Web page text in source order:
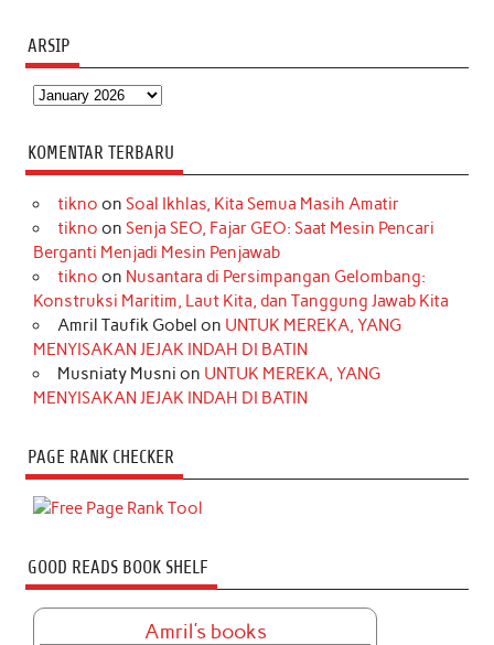
ARSIP
Arsip
KOMENTAR TERBARU
tikno on Soal Ikhlas, Kita Semua Masih Amatir
tikno on Senja SEO, Fajar GEO: Saat Mesin Pencari
Berganti Menjadi Mesin Penjawab
tikno on Nusantara di Persimpangan Gelombang:
Konstruksi Maritim, Laut Kita, dan Tanggung Jawab Kita
Amril Taufik Gobel on UNTUK MEREKA, YANG
MENYISAKAN JEJAK INDAH DI BATIN
Musniaty Musni on UNTUK MEREKA, YANG
MENYISAKAN JEJAK INDAH DI BATIN
PAGE RANK CHECKER
GOOD READS BOOK SHELF
Amril's books